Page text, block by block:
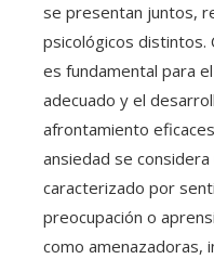
se presentan juntos,
psicológicos distintos.
es fundamental para
adecuado y el
afrontamiento
ansiedad se
caracterizado por
preocupación o
como amenazadoras,